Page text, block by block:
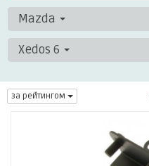
Mazda
Xedos 6
за рейтингом